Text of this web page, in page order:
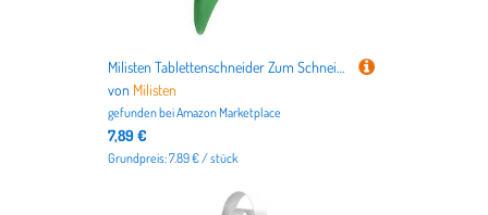
Milisten Tablettenschneider Zum Schneiden Von Medikamentenpillen Pillenschere Aus Stabilem Material Werkzeug Zum Schneiden Und Zerkleinern Von Pillen Jeder Tragbar Für Reisen Heim Und
von Milisten
gefunden beiAmazon Marketplace
7,89 €
Grundpreis: 7.89 € / stück